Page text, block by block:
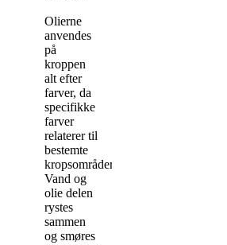
Olierne
anvendes
på
kroppen
alt efter
farver, da
specifikke
farver
relaterer til
bestemte
kropsområder.
Vand og
olie delen
rystes
sammen
og smøres